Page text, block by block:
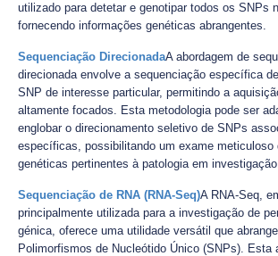
utilizado para detetar e genotipar todos os SNPs
fornecendo informações genéticas abrangentes.
Sequenciação DirecionadaA abordagem de
direcionada envolve a sequenciação específica
SNP de interesse particular, permitindo a
altamente focados. Esta metodologia pode ser
englobar o direcionamento seletivo de SNPs
específicas, possibilitando um exame meticuloso
genéticas pertinentes à patologia em
Sequenciação de RNA (RNA-Seq)A RNA-Seq,
principalmente utilizada para a investigação de
génica, oferece uma utilidade versátil que
Polimorfismos de Nucleótido Único (SNPs). Esta